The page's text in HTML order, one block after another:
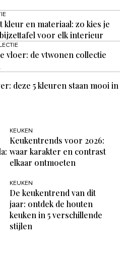
kleur en materiaal: zo kies je
voor elk interieur
vloer: de vtwonen collectie
deze 5 kleuren staan mooi in
KEUKEN
Keukentrends voor 2026:
waar karakter en contrast
elkaar ontmoeten
KEUKEN
De keukentrend van dit
jaar: ontdek de houten
keuken in 5 verschillende
stijlen